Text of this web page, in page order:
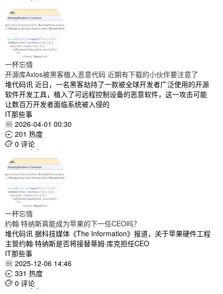
一杯忘情
开源库Axios被黑客植入恶意代码 近期有下载的小伙伴要注意了
堆代码讯 近日，一名黑客劫持了一款被全球开发者广泛使用的开源
软件开发工具，植入了可远程控制设备的恶意软件，这一攻击可能
让数百万开发者面临系统被入侵的
IT那些事
 2026-04-01 00:30
 201 热度
 0 评论
一杯忘情
约翰·特纳斯真能成为苹果的下一任CEO吗？
堆代码讯 据科技媒体《The Information》报道，关于苹果硬件工程
主管约翰·特纳斯是否将接替蒂姆·库克担任CEO
IT那些事
 2025-12-06 14:46
 331 热度
 0 评论